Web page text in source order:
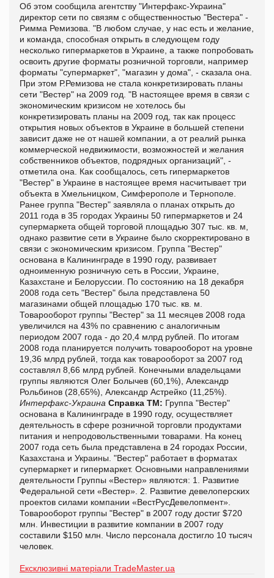
Об этом сообщила агентству "Интерфакс-Украина"
директор сети по связям с общественностью "Вестера" -
Римма Ремизова. "В любом случае, у нас есть и желание,
и команда, способная открыть в следующем году
несколько гипермаркетов в Украине, а также попробовать
освоить другие форматы розничной торговли, например
форматы "супермаркет", "магазин у дома", - сказала она.
При этом Р.Ремизова не стала конкретизировать планы
сети "Вестер" на 2009 год. "В настоящее время в связи с
экономическим кризисом не хотелось бы
конкретизировать планы на 2009 год, так как процесс
открытия новых объектов в Украине в большей степени
зависит даже не от нашей компании, а от реалий рынка
коммерческой недвижимости, возможностей и желания
собственников объектов, подрядных организаций", -
отметила она. Как сообщалось, сеть гипермаркетов
"Вестер" в Украине в настоящее время насчитывает три
объекта в Хмельницком, Симферополе и Тернополе.
Ранее группа "Вестер" заявляла о планах открыть до
2011 года в 35 городах Украины 50 гипермаркетов и 24
супермаркета общей торговой площадью 307 тыс. кв. м,
однако развитие сети в Украине было скорректировано в
связи с экономическим кризисом. Группа "Вестер"
основана в Калининграде в 1990 году, развивает
одноименную розничную сеть в России, Украине,
Казахстане и Белоруссии. По состоянию на 18 декабря
2008 года сеть "Вестер" была представлена 50
магазинами общей площадью 170 тыс. кв. м.
Товарооборот группы "Вестер" за 11 месяцев 2008 года
увеличился на 43% по сравнению с аналогичным
периодом 2007 года - до 20,4 млрд рублей. По итогам
2008 года планируется получить товарооборот на уровне
19,36 млрд рублей, тогда как товарооборот за 2007 год
составлял 8,66 млрд рублей. Конечными владельцами
группы являются Олег Болычев (60,1%), Александр
Рольбинов (28,65%), Александр Астрейко (11,25%).
Интерфакс-Украина Справка ТМ: Группа "Вестер"
основана в Калининграде в 1990 году, осуществляет
деятельность в сфере розничной торговли продуктами
питания и непродовольственными товарами. На конец
2007 года сеть была представлена в 24 городах России,
Казахстана и Украины. "Вестер" работает в форматах
супермаркет и гипермаркет. Основными направлениями
деятельности Группы «Вестер» являются: 1. Развитие
Федеральной сети «Вестер». 2. Развитие девелоперских
проектов силами компании «ВестРусДевелопмент».
Товарооборот группы "Вестер" в 2007 году достиг $720
млн. Инвестиции в развитие компании в 2007 году
составили $150 млн. Число персонала достигло 10 тысяч
человек.
Ексклюзивні матеріали TradeMaster.ua